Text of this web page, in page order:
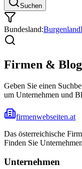
Suchen
Bundesland:Burgenland
Firmen &
Geben Sie einen
um Unternehmen und
firmenwebseiten.at
Das österreichische
Finden Sie
Unternehmen